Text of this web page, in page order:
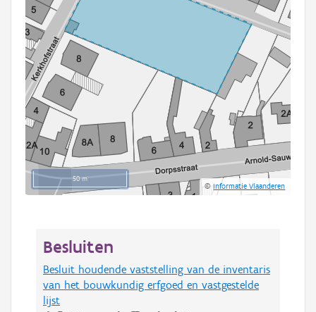
50 m
©Informatie Vlaanderen
Besluiten
Besluit houdende vaststelling van de inventaris
van het bouwkundig erfgoed en vastgestelde
lijst